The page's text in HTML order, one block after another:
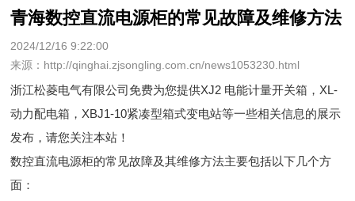
青海数控直流电源柜的常见故障及维修方法
2024/12/16 9:22:00
来源：http://qinghai.zjsongling.com.cn/news1053230.html
浙江松菱电气有限公司免费为您提供XJ2 电能计量开关箱 ，XL-
动力配电箱，XBJ1-10紧凑型箱式变电站等一些相关信息的展示
发布，请您关注本站！
数控直流电源柜的常见故障及其维修方法主要包括以下几个方
面：